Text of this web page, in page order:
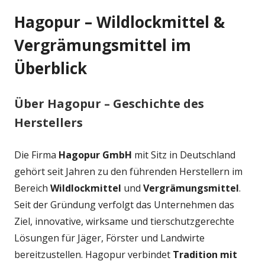
Hagopur – Wildlockmittel &
Vergrämungsmittel im
Überblick
Über Hagopur – Geschichte des
Herstellers
Die Firma Hagopur GmbH mit Sitz in Deutschland
gehört seit Jahren zu den führenden Herstellern im
Bereich Wildlockmittel und Vergrämungsmittel.
Seit der Gründung verfolgt das Unternehmen das
Ziel, innovative, wirksame und tierschutzgerechte
Lösungen für Jäger, Förster und Landwirte
bereitzustellen. Hagopur verbindet Tradition mit